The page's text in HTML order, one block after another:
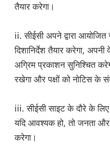
तैयार करेगा।
ii. सीईसी अपने द्वारा
दिशानिर्देश तैयार करेगा,
अग्रिम प्रकाशन सुनिश्चित
रखेगा और पक्षों को नोटिस के
iii. सीईसी साइट के दौरे के लिए
यदि आवश्यक हो, तो जनता और
करेगा।